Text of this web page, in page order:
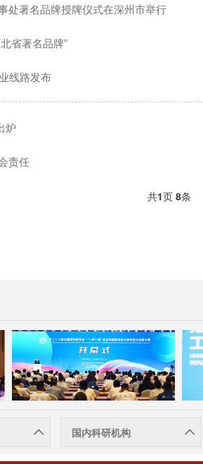
处著名品牌授牌仪式在深州市举行
省著名品牌”
线路发布
炉
责任
共1页 8条
国内科研机构